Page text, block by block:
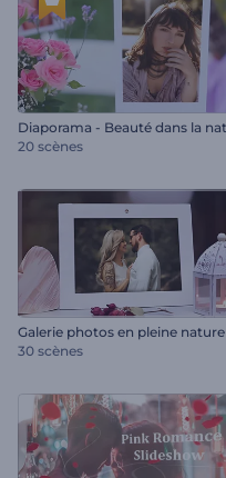
20 scènes
Galerie photos en pleine nature
30 scènes